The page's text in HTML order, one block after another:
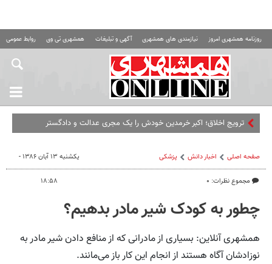
روزنامه همشهری امروز نیازمندی های همشهری آگهی و تبلیغات همشهری تی وی روابط عمومی
ترویج اخلاق؛ اکبر خرمدین خودش را یک مجری عدالت و دادگستر
صفحه اصلی اخبار دانش پزشکی
مجموع نظرات: ۰
یکشنبه ۱۳ آبان ۱۳۸۶ -
۱۸:۵۸
چطور به کودک شیر مادر بدهیم؟
همشهری آنلاین: بسیاری از مادرانی که از منافع دادن شیر مادر به
نوزادشان آگاه هستند از انجام این کار باز می‌مانند.